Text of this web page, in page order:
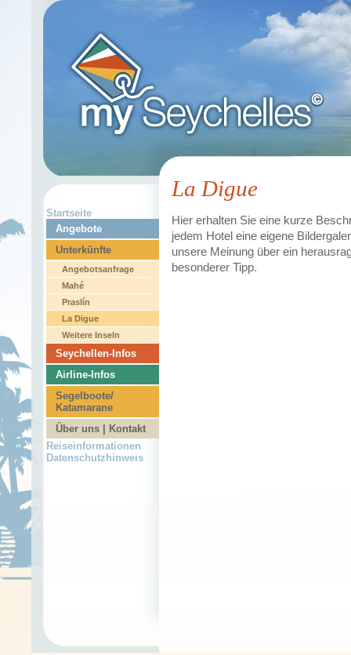
Startseite
Angebote
Unterkünfte
Angebotsanfrage
Mahé
Praslín
La Digue
Weitere Inseln
Seychellen-Infos
Airline-Infos
Segelboote/
Katamarane
Über uns | Kontakt
Reiseinformationen
Datenschutzhinweis
La Digue
Hier erhalten Sie eine kurze
jedem Hotel eine eigene
unsere Meinung über ein
besonderer Tipp.